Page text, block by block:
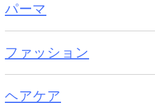
パーマ
ファッション
ヘアケア